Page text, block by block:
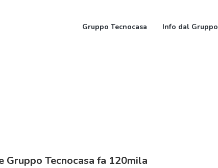
Gruppo Tecnocasa Info dal Gruppo
Gruppo Tecnocasa fa 120mila